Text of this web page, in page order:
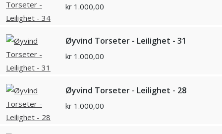
kr 1.000,00
Øyvind Torseter - Leilighet - 31
kr 1.000,00
Øyvind Torseter - Leilighet - 28
kr 1.000,00